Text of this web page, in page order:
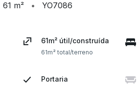
61 m² • YO7086
61m² útil/construída
61m² total/terreno
Portaria